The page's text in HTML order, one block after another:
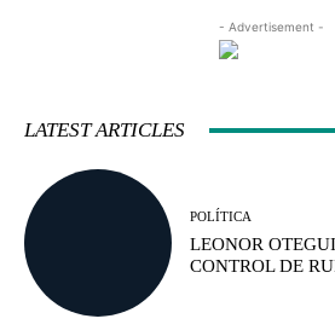
- Advertisement -
LATEST ARTICLES
POLÍTICA
LEONOR
CONTROL DE